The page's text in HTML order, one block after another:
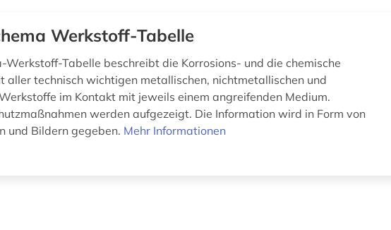
Werkstoff-Tabelle
Werkstoff-Tabelle beschreibt die Korrosions- und die chemische
aller technisch wichtigen metallischen, nichtmetallischen und
im Kontakt mit jeweils einem angreifenden Medium.
werden aufgezeigt. Die Information wird in Form von
und Bildern gegeben. Mehr Informationen